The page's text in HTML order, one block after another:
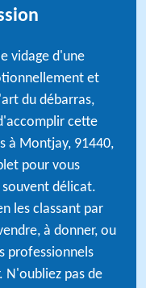
vidage d'une
et
du débarras,
cette
à Montjay, 91440,
pour vous
souvent délicat.
les classant par
à donner, ou
professionnels
N'oubliez pas de